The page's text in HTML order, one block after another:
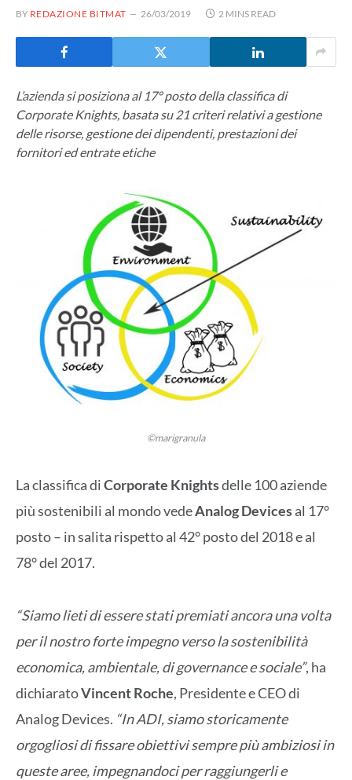
BY REDAZIONE BITMAT 26/03/2019 2 MINS READ
L’azienda si posiziona al 17° posto della classifica di
Corporate Knights, basata su 21 criteri relativi a gestione
delle risorse, gestione dei dipendenti, prestazioni dei
fornitori ed entrate etiche
©marigranula
La classifica diCorporate Knightsdelle 100 aziende
più sostenibili al mondo vedeAnalog Devicesal 17°
posto – in salita rispetto al 42° posto del 2018 e al
78° del 2017.
“Siamo lieti di essere stati premiati ancora una volta
per il nostro forte impegno verso la sostenibilità
economica, ambientale, di governance e sociale”, ha
dichiaratoVincent Roche, Presidente e CEO di
Analog Devices. “In ADI, siamo storicamente
orgogliosi di fissare obiettivi sempre più ambiziosi in
queste aree, impegnandoci per raggiungerli e